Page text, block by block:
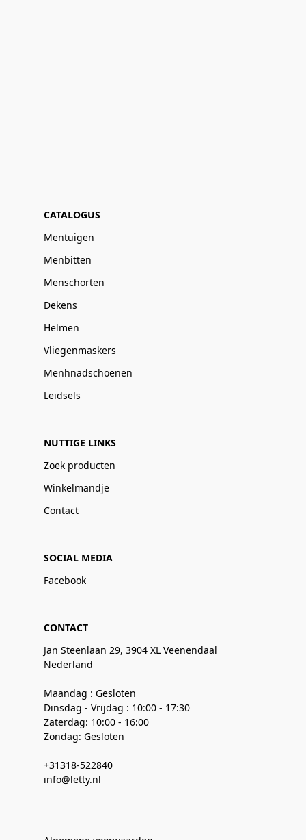
CATALOGUS
Mentuigen
Menbitten
Menschorten
Dekens
Helmen
Vliegenmaskers
Menhnadschoenen
Leidsels
NUTTIGE LINKS
Zoek producten
Winkelmandje
Contact
SOCIAL MEDIA
Facebook
CONTACT
Jan Steenlaan 29, 3904 XL Veenendaal
Nederland
Maandag : Gesloten
Dinsdag - Vrijdag : 10:00 - 17:30
Zaterdag: 10:00 - 16:00
Zondag: Gesloten
+31318-522840
info@letty.nl